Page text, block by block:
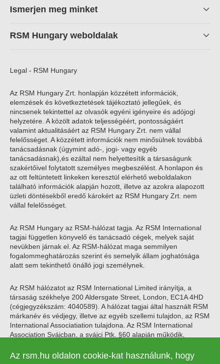
Ismerjen meg minket
RSM Hungary weboldalak
Legal - RSM Hungary
Az RSM Hungary Zrt. honlapján közzétett információk,
elemzések és következtetések tájékoztató jellegűek, és
nincsenek tekintettel az olvasók egyéni igényeire és adójogi
helyzetére. A közölt adatok teljességéért, pontosságáért
valamint aktualitásáért az RSM Hungary Zrt. nem vállal
felelősséget. A közzétett információk nem minősülnek továbbá
tanácsadásnak (úgymint adó-, jogi- vagy egyéb
tanácsadásnak),és ezáltal nem helyettesítik a társaságunk
szakértőivel folytatott személyes megbeszélést. A honlapon és
az ott feltüntetett linkeken keresztül elérhető weboldalakon
található információk alapján hozott, illetve az azokra alapozott
üzleti döntésekből eredő károkért az RSM Hungary Zrt. nem
vállal felelősséget.
Az RSM Hungary az RSM-hálózat tagja. Az RSM International
tagjai független könyvelő és tanácsadó cégek, melyek saját
nevükben járnak el. Az RSM-hálózat maga semmilyen
fogalommeghatározás szerint és semelyik állam joghatósága
alatt sem tekinthető önálló jogi személynek.
Az RSM hálózatot az RSM International Limited irányítja, a
társaság székhelye 200 Aldersgate Street, London, EC1A 4HD
(cégjegyzékszám: 4040589). A hálózat tagjai által használt RSM
márkanév és védjegy, illetve az egyéb szellemi tulajdon, az RSM
International Associatiation tulajdona. Az RSM International
Association Svájcban, a svájci Ptk. §60 alapján működik,
Az rsm.hu oldalon cookie-kat használunk, hogy